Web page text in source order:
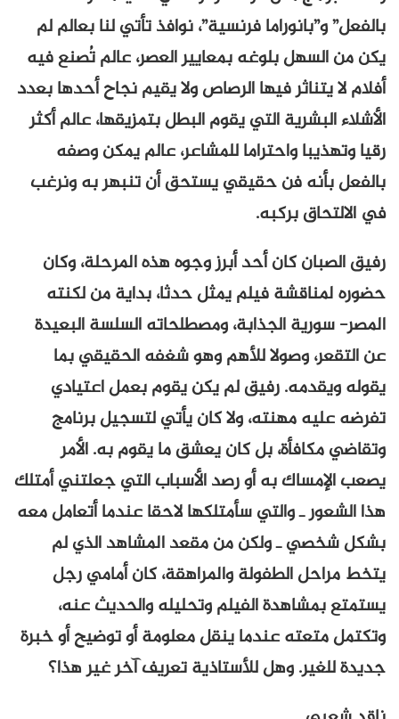
بالفعل” و”بانوراما فرنسية”، نوافذ تأتي لنا بعالم لم
يكن من السهل بلوغه بمعايير العصر، عالم تُصنع فيه
أفلام لا يتناثر فيها الرصاص ولا يقيم نجاح أحدها بعدد
الأشلاء البشرية التي يقوم البطل بتمزيقها، عالم أكثر
رقيا وتهذيبا واحتراما للمشاعر، عالم يمكن وصفه
بالفعل بأنه فن حقيقي يستحق أن تنبهر به ونرغب
في الالتحاق بركبه.
رفيق الصبان كان أحد أبرز وجوه هذه المرحلة، وكان
حضوره لمناقشة فيلم يمثل حدثا، بداية من لكنته
المصر- سورية الجذابة، ومصطلحاته السلسة البعيدة
عن التقعر، وصولا للأهم وهو شغفه الحقيقي بما
يقوله ويقدمه. رفيق لم يكن يقوم بعمل اعتيادي
تفرضه عليه مهنته، ولا كان يأتي لتسجيل برنامج
وتقاضي مكافأة، بل كان يعشق ما يقوم به. الأمر
يصعب الإمساك به أو رصد الأسباب التي جعلتني أمتلك
هذا الشعور ـ والتي سأمتلكها لاحقا عندما أتعامل معه
بشكل شخصي ـ ولكن من مقعد المشاهد الذي لم
يتخط مراحل الطفولة والمراهقة، كان أمامي رجل
يستمتع بمشاهدة الفيلم وتحليله والحديث عنه،
وتكتمل متعته عندما ينقل معلومة أو توضيح أو خبرة
جديدة للغير. وهل للأستاذية تعريف آخر غير هذا؟